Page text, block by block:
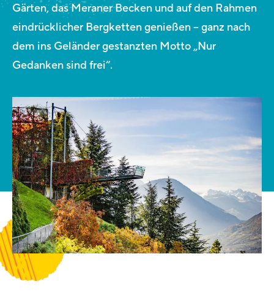
Gärten, das Meraner Becken und auf den Rahmen
eindrücklicher Bergketten genießen – ganz nach
dem ins Geländer gestanzten Motto „Nur
Gedanken sind frei“.